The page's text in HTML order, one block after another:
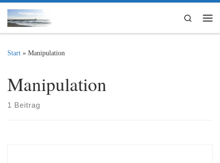
Zum Inhalt springen
Search
Start » Manipulation
Manipulation
1 Beitrag